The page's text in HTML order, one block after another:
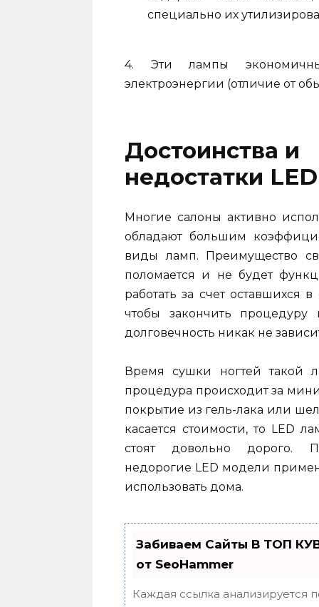
специально их
4. Эти лампы
электроэнергии (отличие от
Достоинства и
недостатки
Многие салоны активно
обладают большим
виды ламп. Преимущество
поломается и не будет
работать за счет оставшихся
чтобы закончить
долговечность никак не
Время сушки ногтей такой
процедура происходит за
покрытие из гель-лака или
касается стоимости, то LED
стоят довольно дорого.
недорогие LED модели
использовать дома.
Забиваем Сайты В ТОП
от SeoHammer
Каждая ссылка анализируется